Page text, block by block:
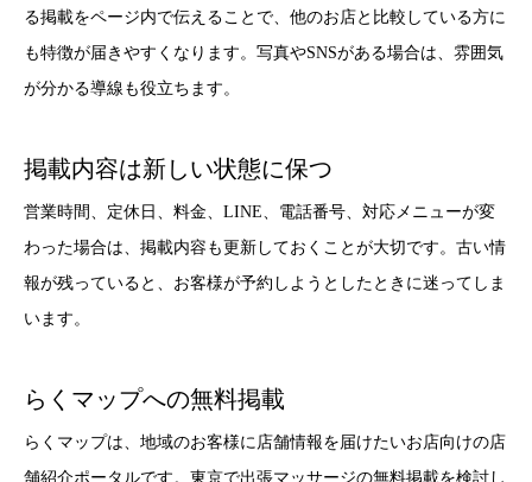
る掲載をページ内で伝えることで、他のお店と比較している方に
も特徴が届きやすくなります。写真やSNSがある場合は、雰囲気
が分かる導線も役立ちます。
掲載内容は新しい状態に保つ
営業時間、定休日、料金、LINE、電話番号、対応メニューが変
わった場合は、掲載内容も更新しておくことが大切です。古い情
報が残っていると、お客様が予約しようとしたときに迷ってしま
います。
らくマップへの無料掲載
らくマップは、地域のお客様に店舗情報を届けたいお店向けの店
舗紹介ポータルです。東京で出張マッサージの無料掲載を検討し